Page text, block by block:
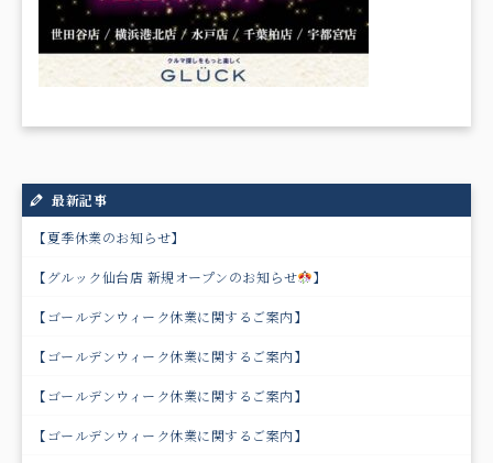
最新記事
【夏季休業のお知らせ】
【グルック仙台店 新規オープンのお知らせ 】
【ゴールデンウィーク休業に関するご案内】
【ゴールデンウィーク休業に関するご案内】
【ゴールデンウィーク休業に関するご案内】
【ゴールデンウィーク休業に関するご案内】